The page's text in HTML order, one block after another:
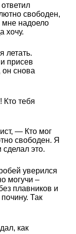
свободен,
мне надоело
хочу.
летать.
присев
он снова
тебя
— Кто мог
свободен. Я
сделал это.
уверился
могучи –
плавников и
Так
как